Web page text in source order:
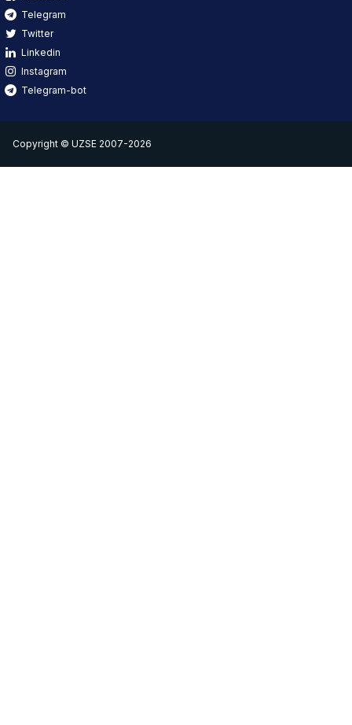
Telegram
Twitter
Linkedin
Instagram
Telegram-bot
Copyright © UZSE 2007-2026